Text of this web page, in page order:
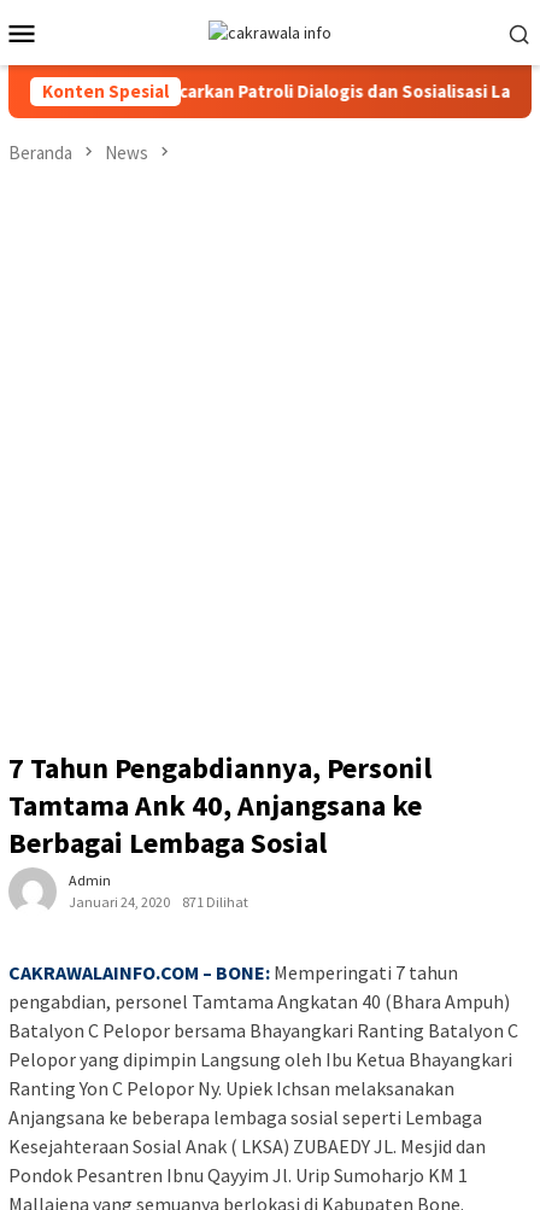
ke
kontenMobile
Konten Spesial
Utara Gencarkan Patroli Dialogis dan Sosialisasi Layanan 110
Beranda News
7 Tahun Pengabdiannya, Personil
Tamtama Ank 40, Anjangsana ke
Berbagai Lembaga Sosial
Admin
Januari 24, 2020
871 Dilihat
CAKRAWALAINFO.COM – BONE: Memperingati 7 tahun
pengabdian, personel Tamtama Angkatan 40 (Bhara Ampuh)
Batalyon C Pelopor bersama Bhayangkari Ranting Batalyon C
Pelopor yang dipimpin Langsung oleh Ibu Ketua Bhayangkari
Ranting Yon C Pelopor Ny. Upiek Ichsan melaksanakan
Anjangsana ke beberapa lembaga sosial seperti Lembaga
Kesejahteraan Sosial Anak ( LKSA) ZUBAEDY JL. Mesjid dan
Pondok Pesantren Ibnu Qayyim Jl. Urip Sumoharjo KM 1
Mallajena yang semuanya berlokasi di Kabupaten Bone.